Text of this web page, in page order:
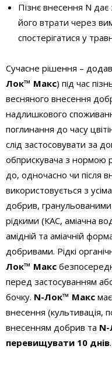
Пізнє внесення N
його втрати через
спостерігатися у
Сучасне рішення –
Лок™ Макс) під час
весняного внесення
надлишкового
поглинання до часу
слід застосовувати за
обприскувача з нормою
до, одночасно чи після
використовується з
добрив,
рідкими (КАС, аміачна
амідній та аміачній
добривами. Рідкі
Лок™ Макс
перед застосуванням
бочку. N-Лок™ Макс
внесення (культивація,
внесенням добрив та
перевищувати 10 днів.